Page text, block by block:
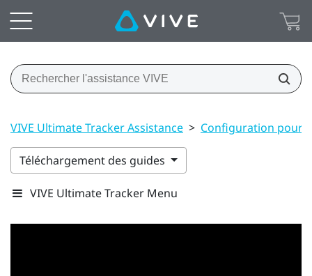
VIVE Ultimate Tracker Assistance > Configuration pour
Téléchargement des guides
VIVE Ultimate Tracker Menu